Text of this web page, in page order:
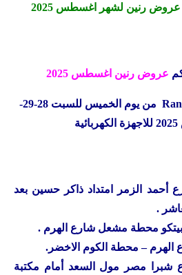
عروض رنين لشهر اغسطس 2025
عروض رنين اغسطس 2025
من يوم الخميس للسبت 28-29-
23 شارع أحمد الزمر امتداد ذاكر حسين بعد
.
53 شارع شبرا مصر مول السعد أمام مكتبة